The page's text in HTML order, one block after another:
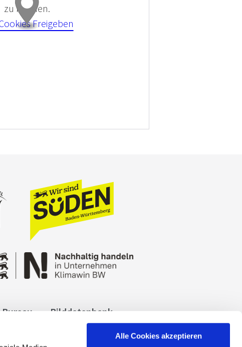
Alle Cookies akzeptieren
zu können.
Freigeben
Bilddatenbank